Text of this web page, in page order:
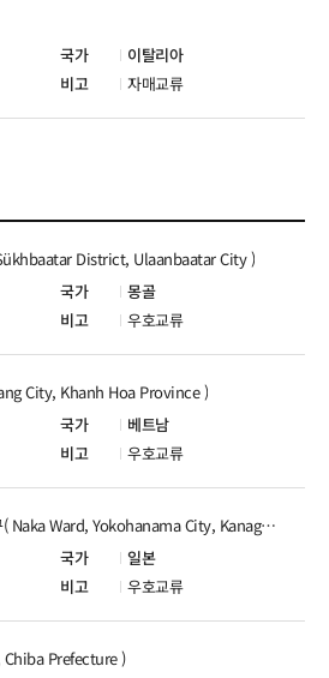
이탈리아
자매교류
몽골
District, Ulaanbaatar City )
우호교류
베트남
City, Khanh Hoa Province )
우호교류
일본
가나가와현 요코하마시 나카구( Naka Ward, Yokohanama City, Kanagawa Prefecture )
우호교류
Chiba Prefecture )